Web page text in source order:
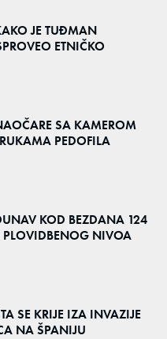
JE TUĐMAN
ETNIČKO
SA KAMEROM
PEDOFILA
KOD BEZDANA 124
NIVOA
SE KRIJE IZA INVAZIJE
NA ŠPANIJU